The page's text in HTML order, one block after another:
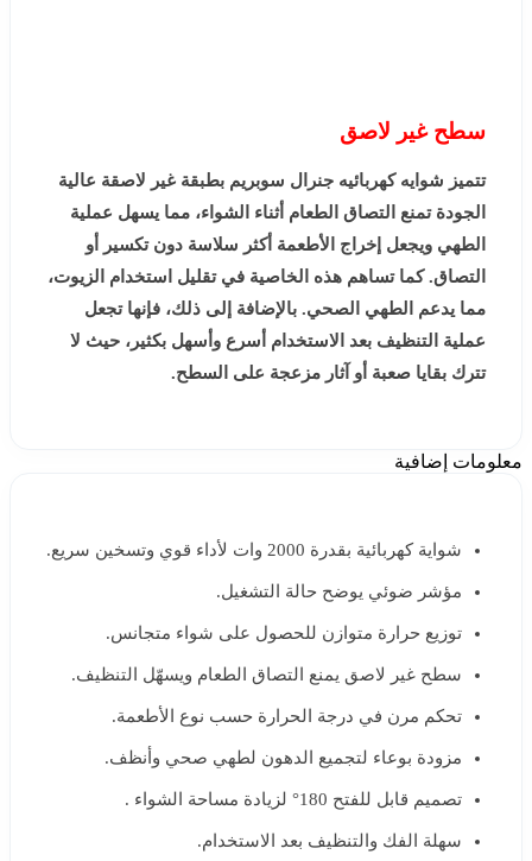
سطح غير لاصق
تتميز شوايه كهربائيه جنرال سوبريم بطبقة غير لاصقة عالية
الجودة تمنع التصاق الطعام أثناء الشواء، مما يسهل عملية
الطهي ويجعل إخراج الأطعمة أكثر سلاسة دون تكسير أو
التصاق. كما تساهم هذه الخاصية في تقليل استخدام الزيوت،
مما يدعم الطهي الصحي. بالإضافة إلى ذلك، فإنها تجعل
عملية التنظيف بعد الاستخدام أسرع وأسهل بكثير، حيث لا
تترك بقايا صعبة أو آثار مزعجة على السطح.
معلومات إضافية
شواية كهربائية بقدرة 2000 وات لأداء قوي وتسخين سريع.
مؤشر ضوئي يوضح حالة التشغيل.
توزيع حرارة متوازن للحصول على شواء متجانس.
سطح غير لاصق يمنع التصاق الطعام ويسهّل التنظيف.
تحكم مرن في درجة الحرارة حسب نوع الأطعمة.
مزودة بوعاء لتجميع الدهون لطهي صحي وأنظف.
تصميم قابل للفتح 180° لزيادة مساحة الشواء .
سهلة الفك والتنظيف بعد الاستخدام.